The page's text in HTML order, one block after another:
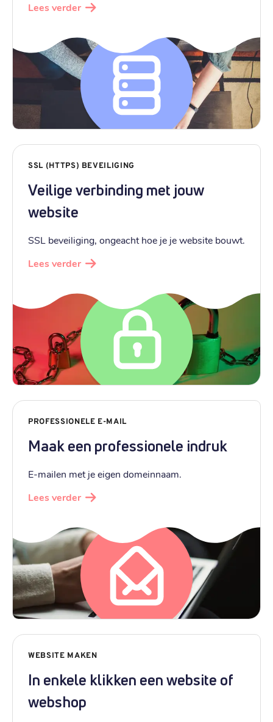
Lees verder
SSL (HTTPS) BEVEILIGING
Veilige verbinding met jouw
website
SSL beveiliging, ongeacht hoe je je website bouwt.
Lees verder
PROFESSIONELE E-MAIL
Maak een professionele indruk
E-mailen met je eigen domeinnaam.
Lees verder
WEBSITE MAKEN
In enkele klikken een website of
webshop